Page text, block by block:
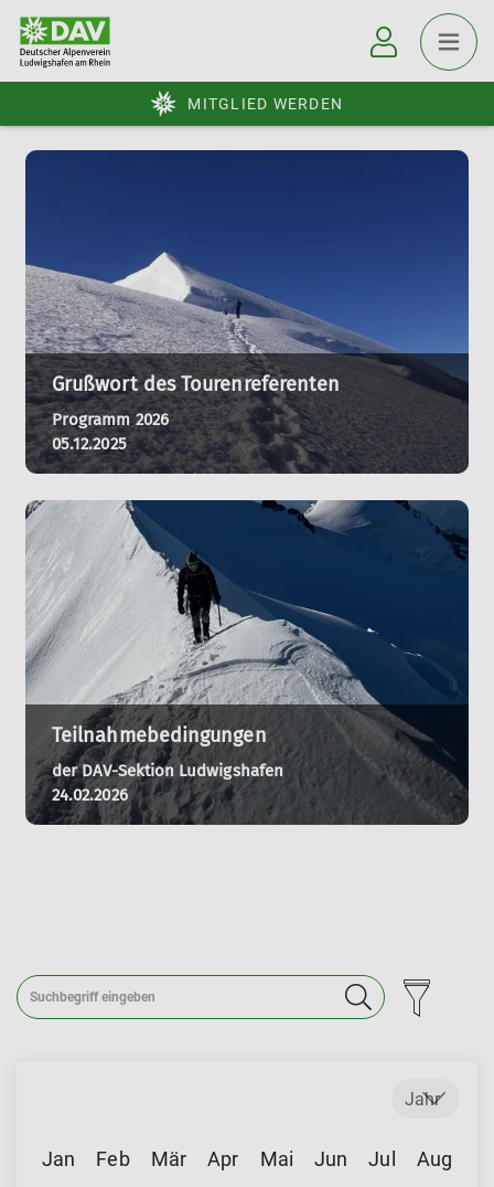
MITGLIED WERDEN
Grußwort des Tourenreferenten
Programm 2026
05.12.2025
Teilnahmebedingungen
der DAV-Sektion Ludwigshafen
24.02.2026
Jahr
Jan Feb Mär Apr Mai Jun Jul Aug